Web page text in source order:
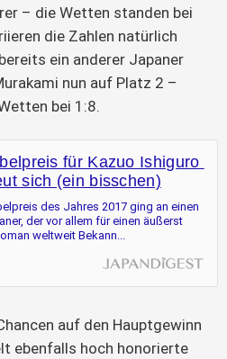
– die Wetten standen bei
die Zahlen natürlich
ein anderer Japaner
nun auf Platz 2 –
bei 1:8.
für Kazuo Ishiguro
sich (ein bisschen)
des Jahres 2017 ging an einen
der vor allem für einen äußerst
weltweit Bekann...
auf den Hauptgewinn
ebenfalls hoch honorierte